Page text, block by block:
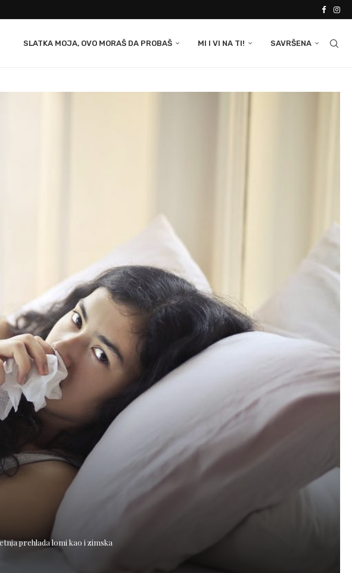
SLATKA MOJA, OVO MORAŠ DA PROBAŠ MI I VI NA TI! SAVRŠENA
prehlada lomi kao i zimska